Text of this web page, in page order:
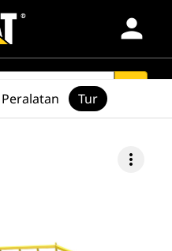
person
more_vert
Peralatan Tur